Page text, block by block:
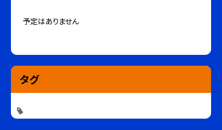
予定はありません
タグ